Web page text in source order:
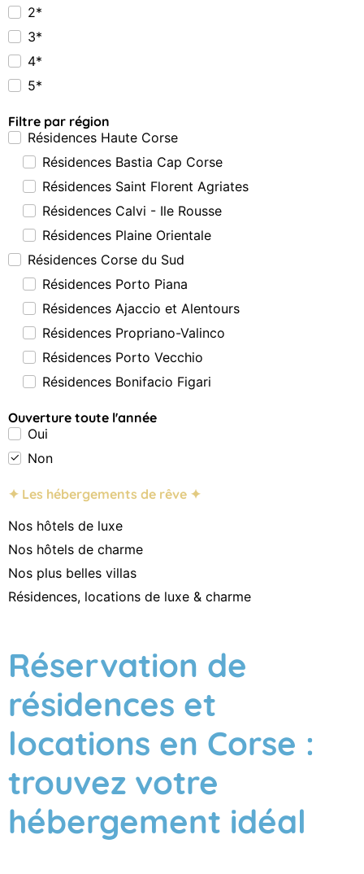
2*
3*
4*
5*
Filtre par région
Résidences Haute Corse
Résidences Bastia Cap Corse
Résidences Saint Florent Agriates
Résidences Calvi - Ile Rousse
Résidences Plaine Orientale
Résidences Corse du Sud
Résidences Porto Piana
Résidences Ajaccio et Alentours
Résidences Propriano-Valinco
Résidences Porto Vecchio
Résidences Bonifacio Figari
Ouverture toute l'année
Oui
Non
✦ Les hébergements de rêve ✦
Nos hôtels de luxe
Nos hôtels de charme
Nos plus belles villas
Résidences, locations de luxe & charme
Réservation de
résidences et
locations en Corse :
trouvez votre
hébergement idéal